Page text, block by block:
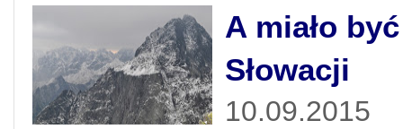
A miało
Słowacji
10.09.2015